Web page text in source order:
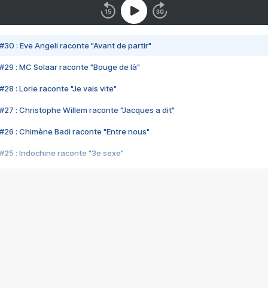
#30 : Eve Angeli raconte "Avant de partir"
#29 : MC Solaar raconte "Bouge de là"
#28 : Lorie raconte "Je vais vite"
#27 : Christophe Willem raconte "Jacques a dit"
#26 : Chimène Badi raconte "Entre nous"
#25 : Indochine raconte "3e sexe"